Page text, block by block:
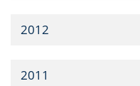
2012
2011